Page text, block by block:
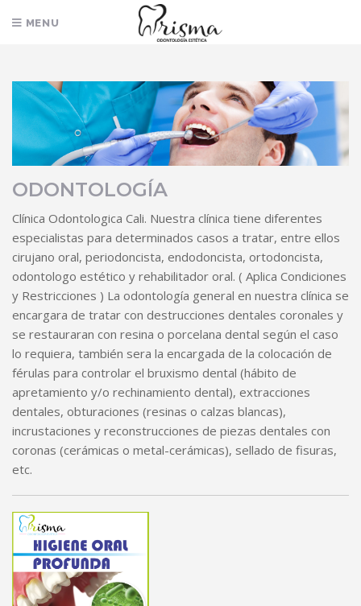
MENU
ODONTOLOGÍA
Clínica Odontologica Cali. Nuestra clínica tiene diferentes
especialistas para determinados casos a tratar, entre ellos
cirujano oral, periodoncista, endodoncista, ortodoncista,
odontologo estético y rehabilitador oral. ( Aplica Condiciones
y Restricciones ) La odontología general en nuestra clínica se
encargara de tratar con destrucciones dentales coronales y
se restauraran con resina o porcelana dental según el caso
lo requiera, también sera la encargada de la colocación de
férulas para controlar el bruxismo dental (hábito de
apretamiento y/o rechinamiento dental), extracciones
dentales, obturaciones (resinas o calzas blancas),
incrustaciones y reconstrucciones de piezas dentales con
coronas (cerámicas o metal-cerámicas), sellado de fisuras,
etc.